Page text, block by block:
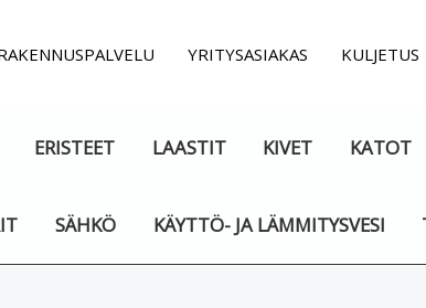
YRITYSASIAKAS KULJETUS
ERISTEET LAASTIT KIVET KATOT
SÄHKÖ KÄYTTÖ- JA LÄMMITYSVESI